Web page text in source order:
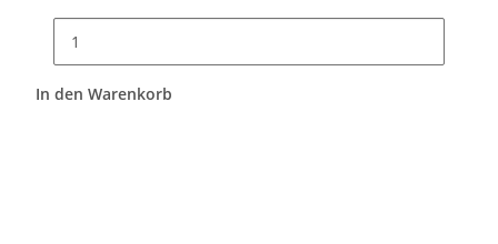
In den Warenkorb